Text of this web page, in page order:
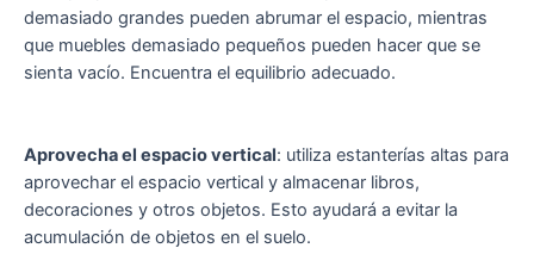
demasiado grandes pueden abrumar el espacio, mientras
que muebles demasiado pequeños pueden hacer que se
sienta vacío. Encuentra el equilibrio adecuado.
Aprovecha el espacio vertical: utiliza estanterías altas para
aprovechar el espacio vertical y almacenar libros,
decoraciones y otros objetos. Esto ayudará a evitar la
acumulación de objetos en el suelo.